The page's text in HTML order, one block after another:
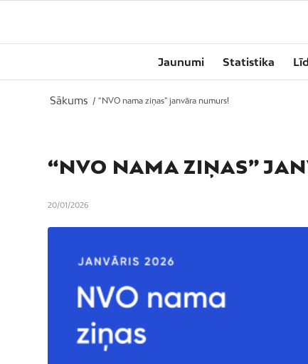
Jaunumi Statistika
Sākums / “NVO nama ziņas” janvāra numurs!
“NVO NAMA ZIŅAS”
20/01/2026